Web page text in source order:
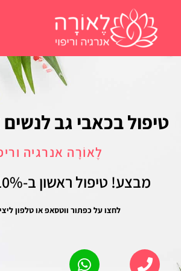
טיפול בכאבי גב
לֶאוֹרָה אנרגיה
מבצע! טיפול ראשון ב-10% הנחה !!!
לחצו על כפתור ווטסאפ או טלפון